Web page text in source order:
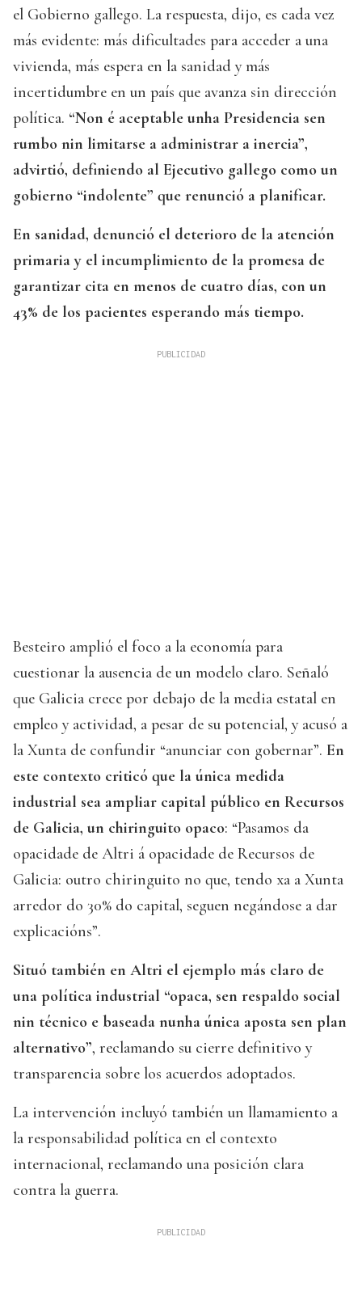
el Gobierno gallego. La respuesta, dijo, es cada vez
más evidente: más dificultades para acceder a una
vivienda, más espera en la sanidad y más
incertidumbre en un país que avanza sin dirección
política. “Non é aceptable unha Presidencia sen
rumbo nin limitarse a administrar a inercia”,
advirtió, definiendo al Ejecutivo gallego como un
gobierno “indolente” que renunció a planificar.
En sanidad, denunció el deterioro de la atención
primaria y el incumplimiento de la promesa de
garantizar cita en menos de cuatro días, con un
43% de los pacientes esperando más tiempo.
Besteiro amplió el foco a la economía para
cuestionar la ausencia de un modelo claro. Señaló
que Galicia crece por debajo de la media estatal en
empleo y actividad, a pesar de su potencial, y acusó a
la Xunta de confundir “anunciar con gobernar”. En
este contexto criticó que la única medida
industrial sea ampliar capital público en Recursos
de Galicia, un chiringuito opaco: “Pasamos da
opacidade de Altri á opacidade de Recursos de
Galicia: outro chiringuito no que, tendo xa a Xunta
arredor do 30% do capital, seguen negándose a dar
explicacións”.
Situó también en Altri el ejemplo más claro de
una política industrial “opaca, sen respaldo social
nin técnico e baseada nunha única aposta sen plan
alternativo”, reclamando su cierre definitivo y
transparencia sobre los acuerdos adoptados.
La intervención incluyó también un llamamiento a
la responsabilidad política en el contexto
internacional, reclamando una posición clara
contra la guerra.